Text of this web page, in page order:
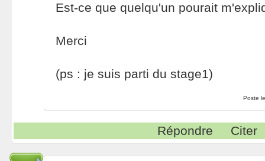
Est-ce que quelqu'un pourait
Merci
(ps : je suis parti du stage1)
Poste
Répondre Citer